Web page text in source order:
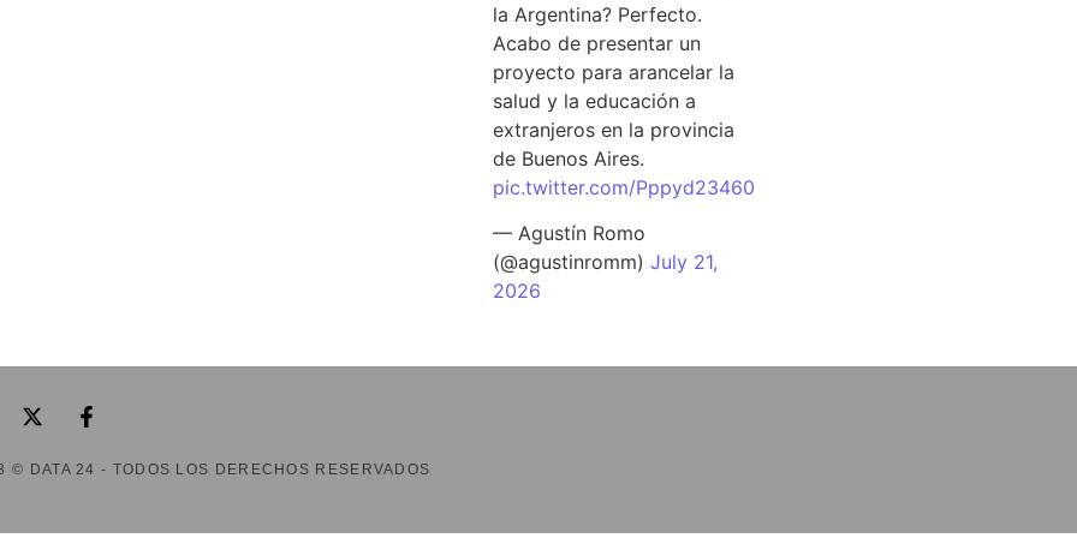
la Argentina? Perfecto.
Acabo de presentar un
proyecto para arancelar la
salud y la educación a
extranjeros en la provincia
de Buenos Aires.
pic.twitter.com/Pppyd23460
— Agustín Romo
(@agustinromm)July 21,
2026
© DATA 24 - TODOS LOS DERECHOS RESERVADOS